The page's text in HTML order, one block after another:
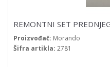
REMONTNI SET
Proizvođač: Morando
Šifra artikla: 2781